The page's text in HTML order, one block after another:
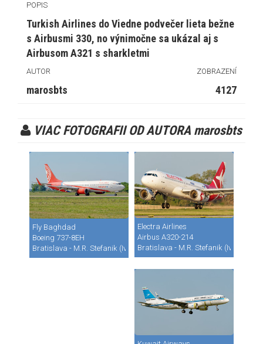
POPIS
Turkish Airlines do Viedne podvečer lieta bežne
s Airbusmi 330, no výnimočne sa ukázal aj s
Airbusom A321 s sharkletmi
AUTOR ZOBRAZENÍ
marosbts 4127
VIAC FOTOGRAFII OD AUTORA marosbts
Fly Baghdad
Boeing 737-8EH
Bratislava - M.R. Stefanik (Ivanka) (BTS / LZIB)
Electra Airlines
Airbus A320-214
Bratislava - M.R. Stefanik (Ivanka)